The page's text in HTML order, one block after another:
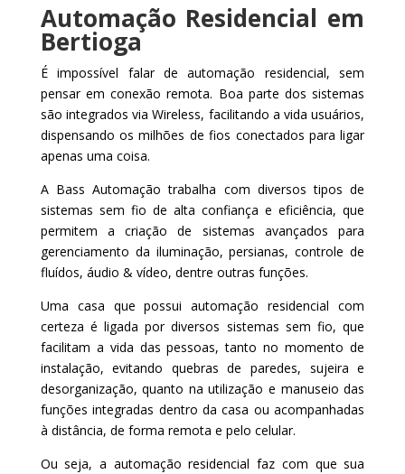
Automação Residencial em
Bertioga
É impossível falar de automação residencial, sem
pensar em conexão remota. Boa parte dos sistemas
são integrados via Wireless, facilitando a vida usuários,
dispensando os milhões de fios conectados para ligar
apenas uma coisa.
A Bass Automação trabalha com diversos tipos de
sistemas sem fio de alta confiança e eficiência, que
permitem a criação de sistemas avançados para
gerenciamento da iluminação, persianas, controle de
fluídos, áudio & vídeo, dentre outras funções.
Uma casa que possui automação residencial com
certeza é ligada por diversos sistemas sem fio, que
facilitam a vida das pessoas, tanto no momento de
instalação, evitando quebras de paredes, sujeira e
desorganização, quanto na utilização e manuseio das
funções integradas dentro da casa ou acompanhadas
à distância, de forma remota e pelo celular.
Ou seja, a automação residencial faz com que sua